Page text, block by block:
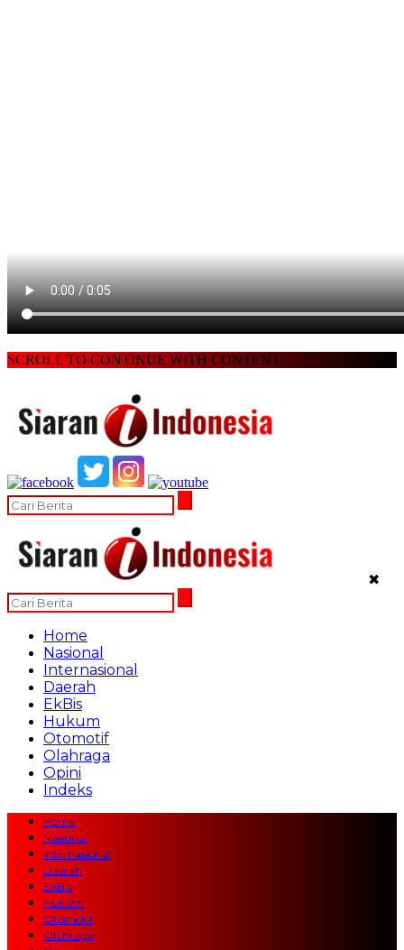
SCROLL TO CONTINUE WITH CONTENT
✖
Home
Nasional
Internasional
Daerah
EkBis
Hukum
Otomotif
Olahraga
Opini
Indeks
Home
Nasional
Internasional
Daerah
EkBis
Hukum
Otomotif
Olahraga